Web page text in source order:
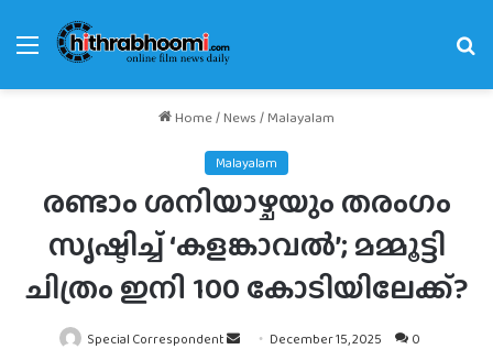
Menu
Home/News / Malayalam
Malayalam
രണ്ടാം ശനിയാഴ്ചയും തരംഗം
സൃഷ്ടിച്ച് ‘കളങ്കാവൽ’; മമ്മൂട്ടി
ചിത്രം ഇനി 100 കോടിയിലേക്ക്?
Special Correspondent
Send December 15, 2025
0